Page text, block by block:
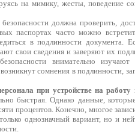
на мимику, жесты, поведение
должна проверить,
паспортах часто можно
в подлинности документа.
свои сведения и заверяют их
внимательно изучают
сомнения в подлинности,
при устройстве на работу
быстрая. Однако данные,
процентов. Конечно, многое
однозначный вариант, но и